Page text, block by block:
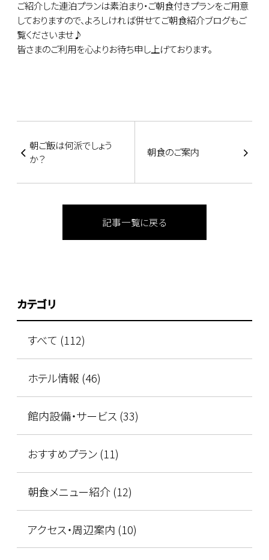
ご紹介した連泊プランは素泊まり・ご朝食付きプランをご用意
しておりますので、よろしければ併せてご朝食紹介ブログもご
覧くださいませ♪
皆さまのご利用を心よりお待ち申し上げております。
朝ご飯は何派でしょう
か？
朝食のご案内
記事一覧に戻る
カテゴリ
すべて (112)
ホテル情報 (46)
館内設備・サービス (33)
おすすめプラン (11)
朝食メニュー紹介 (12)
アクセス・周辺案内 (10)